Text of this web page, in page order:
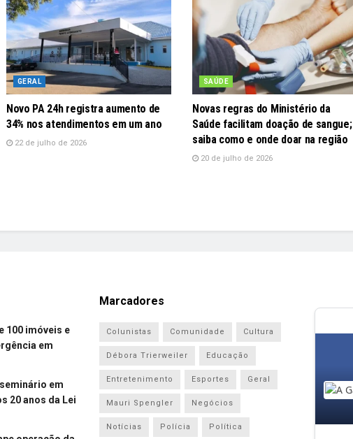
GERAL
Novo PA 24h registra aumento de
34% nos atendimentos em um ano
22 de julho de 2026
SAÚDE
Novas regras do Ministério da
Saúde facilitam doação de sangue;
saiba como e onde doar na região
20 de julho de 2026
100 imóveis e
em
em
20 anos da Lei
Marcadores
Colunistas Comunidade Cultura
Débora Trierweiler Educação
Entretenimento Esportes Geral
Mauri Spengler Negócios
Notícias Polícia Política